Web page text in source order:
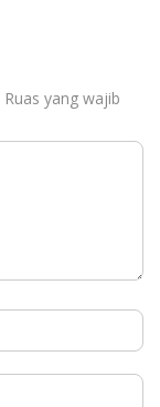
Ruas yang wajib